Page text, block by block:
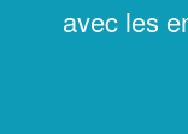
avec les